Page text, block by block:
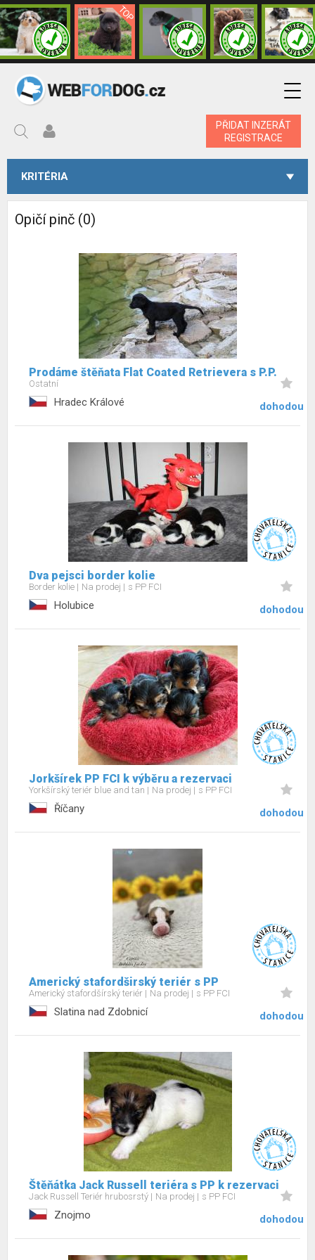
PŘIDAT INZERÁT
REGISTRACE
KRITÉRIA
Opičí pinč (0)
Prodáme štěňata Flat Coated Retrievera s P.P.
Ostatní
Hradec Králové dohodou
Dva pejsci border kolie
Border kolie Na prodej s PP FCI
Holubice dohodou
Jorkšírek PP FCI k výběru a rezervaci
Yorkšírský teriér blue and tan Na prodej s PP FCI
Říčany dohodou
Americký stafordširský teriér s PP
Americký stafordšírský teriér Na prodej s PP FCI
Slatina nad Zdobnicí dohodou
Štěňátka Jack Russell teriéra s PP k rezervaci
Jack Russell Teriér hrubosrstý Na prodej s PP FCI
Znojmo dohodou